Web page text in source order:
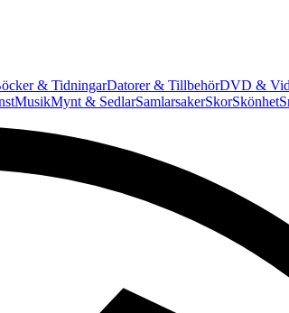
& TidningarDatorer & TillbehörDVD &
MusikMynt & SedlarSamlarsakerSkorSkönhet